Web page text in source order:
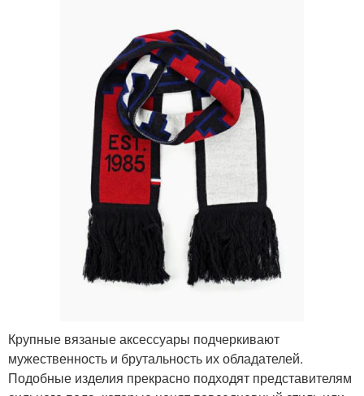
Крупные вязаные аксессуары подчеркивают
мужественность и брутальность их обладателей.
Подобные изделия прекрасно подходят представителям